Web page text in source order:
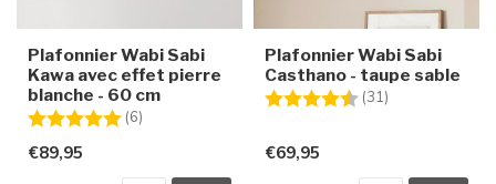
Plafonnier Wabi Sabi
Kawa avec effet pierre
blanche - 60 cm
Note:
(6)
€89,95
Plafonnier Wabi Sabi
Casthano - taupe sable
Note:
(31)
€69,95